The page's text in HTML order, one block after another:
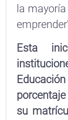
la
Esta
su